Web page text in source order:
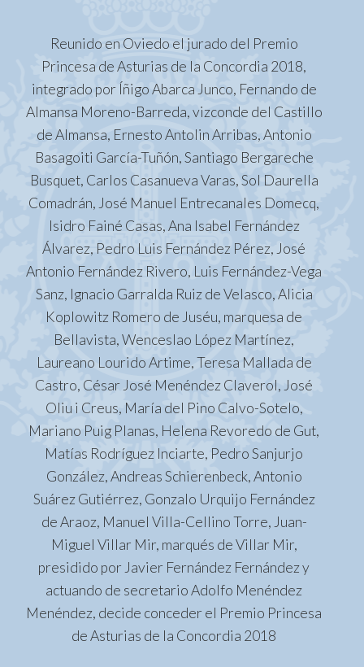
Reunido en Oviedo el jurado del Premio
Princesa de Asturias de la Concordia 2018,
integrado por Íñigo Abarca Junco, Fernando de
Almansa Moreno-Barreda, vizconde del Castillo
de Almansa, Ernesto Antolin Arribas, Antonio
Basagoiti García-Tuñón, Santiago Bergareche
Busquet, Carlos Casanueva Varas, Sol Daurella
Comadrán, José Manuel Entrecanales Domecq,
Isidro Fainé Casas, Ana Isabel Fernández
Álvarez, Pedro Luis Fernández Pérez, José
Antonio Fernández Rivero, Luis Fernández-Vega
Sanz, Ignacio Garralda Ruiz de Velasco, Alicia
Koplowitz Romero de Juséu, marquesa de
Bellavista, Wenceslao López Martínez,
Laureano Lourido Artime, Teresa Mallada de
Castro, César José Menéndez Claverol, José
Oliu i Creus, María del Pino Calvo-Sotelo,
Mariano Puig Planas, Helena Revoredo de Gut,
Matías Rodríguez Inciarte, Pedro Sanjurjo
González, Andreas Schierenbeck, Antonio
Suárez Gutiérrez, Gonzalo Urquijo Fernández
de Araoz, Manuel Villa-Cellino Torre, Juan-
Miguel Villar Mir, marqués de Villar Mir,
presidido por Javier Fernández Fernández y
actuando de secretario Adolfo Menéndez
Menéndez, decide conceder el Premio Princesa
de Asturias de la Concordia 2018